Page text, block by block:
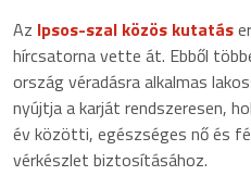
Az Ipsos-szal közös kutatás
hírcsatorna vette át. Ebből
ország véradásra alkalmas
nyújtja a karját rendszeresen,
év közötti, egészséges nő és
vérkészlet biztosításához.